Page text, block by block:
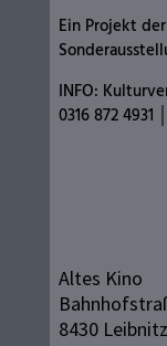
Ein Projekt
INFO:
0316 872 4931
Altes Kino
8430 Leibnitz